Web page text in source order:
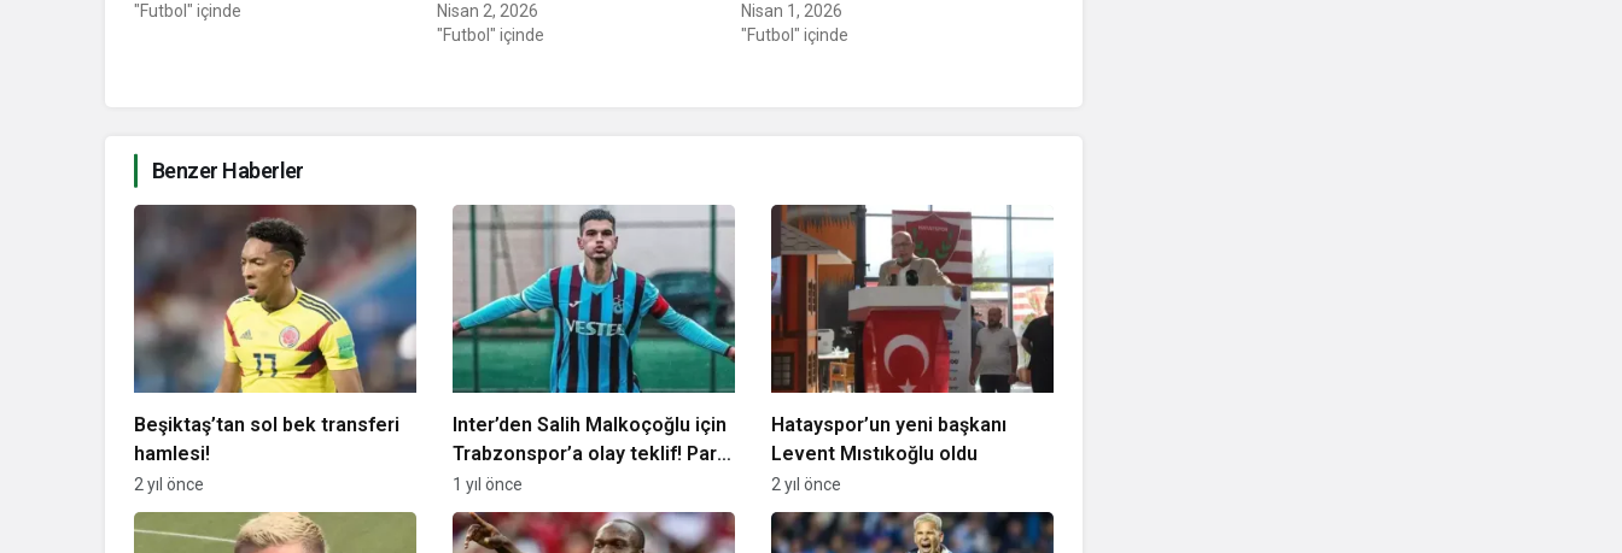
"Futbol" içinde
Nisan 2, 2026
"Futbol" içinde
Nisan 1, 2026
"Futbol" içinde
Benzer Haberler
Beşiktaş’tan sol bek transferi
hamlesi!
2 yıl önce
Inter’den Salih Malkoçoğlu için
Trabzonspor’a olay teklif! Para
+ takas…
1 yıl önce
Hatayspor’un yeni başkanı
Levent Mıstıkoğlu oldu
2 yıl önce